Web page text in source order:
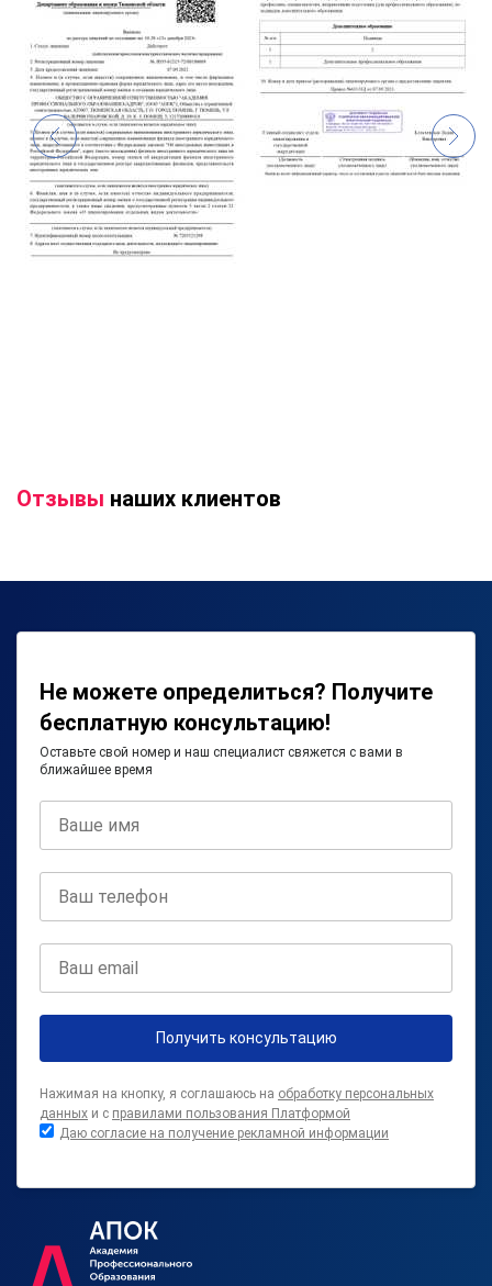
Отзывы наших клиентов
Не можете определиться? Получите
бесплатную консультацию!
Оставьте свой номер и наш специалист свяжется с вами в
ближайшее время
Получить консультацию
Нажимая на кнопку, я соглашаюсь на обработку персональных
данных и с правилами пользования Платформой
Даю согласие на получение рекламной информации